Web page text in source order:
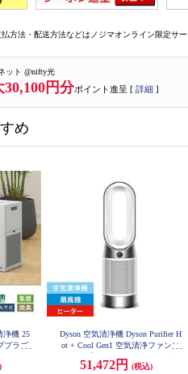
方法・配送方法などはノジマオンライン限定サー
ット @nifty光
30,100円分ポイント進呈 [ 詳細 ]
め
浄機 25
プラズ
Dyson 空気清浄機 Dyson Purifier H
ot + Cool Gen1 空気清浄ファンヒ
清浄機の1台3役/11畳/お手入れ簡
51,472円
(税込)